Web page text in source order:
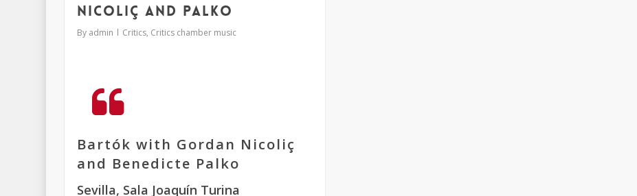
Nicoliç and Palko
By admin Critics, Critics chamber music
Bartók with Gordan Nicoliç
and Benedicte Palko
Sevilla, Sala Joaquín Turina